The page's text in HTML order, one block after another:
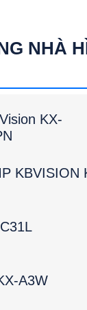
NHÀ
KX-
KBVISION
A3W